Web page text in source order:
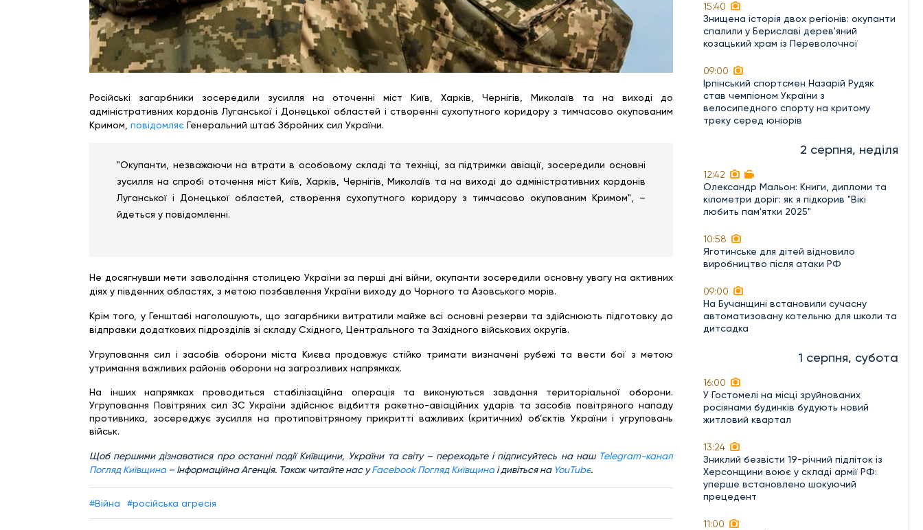
Російські загарбники зосередили зусилля на оточенні міст Київ, Харків, Чернігів, Миколаїв та на виході до
адміністративних кордонів Луганської і Донецької областей і створенні сухопутного коридору з тимчасово окупованим
Кримом, повідомляє Генеральний штаб Збройних сил України.
"Окупанти, незважаючи на втрати в особовому складі та техніці, за підтримки авіації, зосередили основні
зусилля на спробі оточення міст Київ, Харків, Чернігів, Миколаїв та на виході до адміністративних кордонів
Луганської і Донецької областей, створення сухопутного коридору з тимчасово окупованим Кримом", –
йдеться у повідомленні.
Не досягнувши мети заволодіння столицею України за перші дні війни, окупанти зосередили основну увагу на активних
діях у південних областях, з метою позбавлення України виходу до Чорного та Азовського морів.
Крім того, у Генштабі наголошують, що загарбники витратили майже всі основні резерви та здійснюють підготовку до
відправки додаткових підрозділів зі складу Східного, Центрального та Західного військових округів.
Угруповання сил і засобів оборони міста Києва продовжує стійко тримати визначені рубежі та вести бої з метою
утримання важливих районів оборони на загрозливих напрямках.
На інших напрямках проводиться стабілізаційна операція та виконуються завдання територіальної оборони.
Угруповання Повітряних сил ЗС України здійснює відбиття ракетно-авіаційних ударів та засобів повітряного нападу
противника, зосереджує зусилля на протиповітряному прикритті важливих (критичних) об’єктів України і угруповань
військ.
Щоб першими дізнаватися про останні події Київщини, України та світу – переходьте і підписуйтесь на наш Telegram-канал
Погляд Київщина – Інформаційна Агенція. Також читайте нас уFacebook Погляд Київщина і дивіться на YouTube.
#Війна #російська агресія
15:40
Знищена історія двох регіонів: окупанти
спалили у Бериславі дерев'яний
козацький храм із Переволочної
09:00
Ірпінський спортсмен Назарій Рудяк
став чемпіоном України з
велосипедного спорту на критому
треку серед юніорів
2 серпня, неділя
12:42
Олександр Мальон: Книги, дипломи та
кілометри доріг: як я підкорив "Вікі
любить пам'ятки 2025"
10:58
Яготинське для дітей відновило
виробництво після атаки РФ
09:00
На Бучанщині встановили сучасну
автоматизовану котельню для школи та
дитсадка
1 серпня, субота
16:00
У Гостомелі на місці зруйнованих
росіянами будинків будують новий
житловий квартал
13:24
Зниклий безвісти 19-річний підліток із
Херсонщини воює у складі армії РФ:
уперше встановлено шокуючий
прецедент
11:00